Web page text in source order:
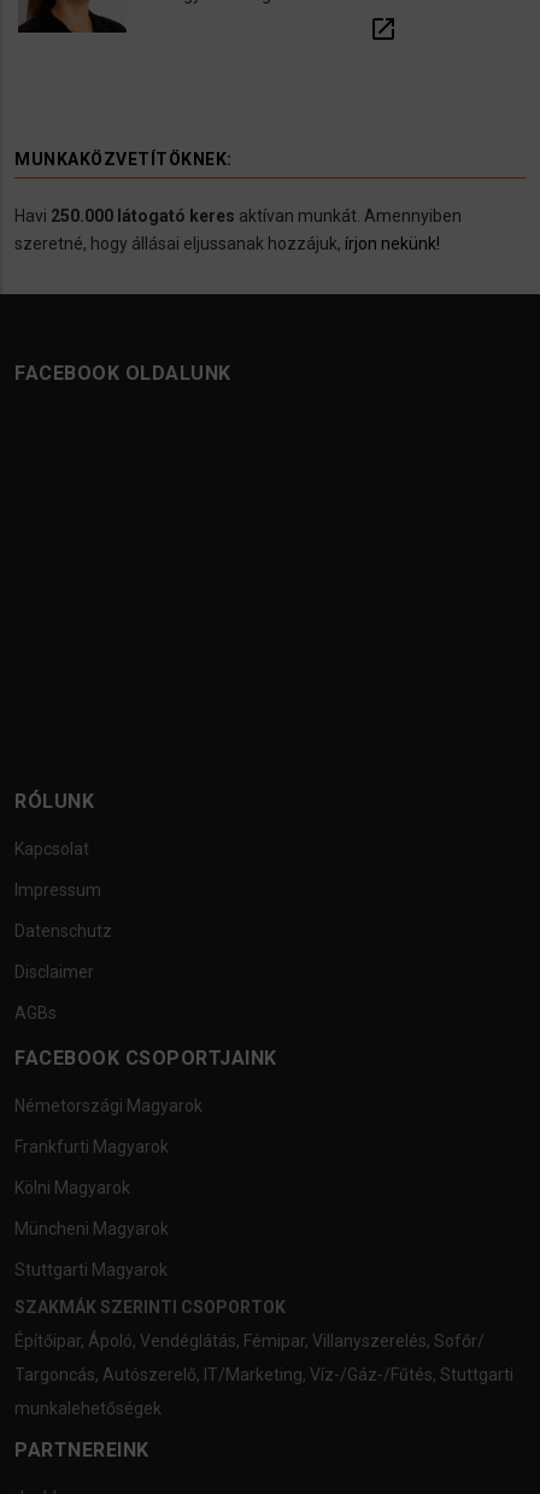
open_in_new
MUNKAKÖZVETÍTÖKNEK:
Havi 250.000 látogató keres aktívan munkát. Amennyiben
szeretné, hogy állásai eljussanak hozzájuk, írjon nekünk!
FACEBOOK OLDALUNK
RÓLUNK
Kapcsolat
Impressum
Datenschutz
Disclaimer
AGBs
FACEBOOK CSOPORTJAINK
Németországi Magyarok
Frankfurti Magyarok
Kölni Magyarok
Müncheni Magyarok
Stuttgarti Magyarok
SZAKMÁK SZERINTI CSOPORTOK
Építőipar, Ápoló, Vendéglátás, Fémipar, Villanyszerelés, Sofőr/
Targoncás, Autószerelő, IT/Marketing, Víz-/Gáz-/Fűtés, Stuttgarti
munkalehetőségek
PARTNEREINK